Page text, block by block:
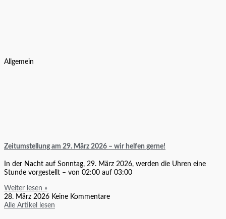
Allgemein
Zeitumstellung am 29. März 2026 – wir helfen gerne!
In der Nacht auf Sonntag, 29. März 2026, werden die Uhren eine
Stunde vorgestellt – von 02:00 auf 03:00
Weiter lesen »
28. März 2026 Keine Kommentare
Alle Artikel lesen